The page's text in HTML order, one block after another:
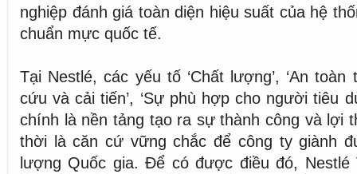
nghiệp đánh giá toàn diện hiệu suất của hệ
chuẩn mực quốc tế.
Tại Nestlé, các yếu tố ‘Chất lượng’, ‘An toàn
cứu và cải tiến’, ‘Sự phù hợp cho người tiêu
chính là nền tảng tạo ra sự thành công và lợi
thời là căn cứ vững chắc để công ty giành
lượng Quốc gia. Để có được điều đó, Nestlé